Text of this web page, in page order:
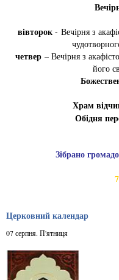
вівторок- Вечірня з
четвер – Вечірня з
його
Храм
Обідня
Зібрано
Церковний календар
07 серпня. П'ятниця